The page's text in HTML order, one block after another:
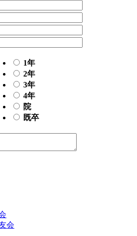
1年
2年
3年
4年
院
既卒